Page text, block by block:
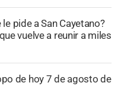
le pide a San Cayetano?
vuelve a reunir a miles
de hoy 7 de agosto de